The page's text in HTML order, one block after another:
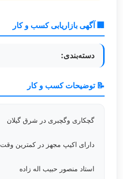
🏢 آگهی بازاریابی کسب و کار
دسته‌بندی:
📝 توضیحات کسب و کار
گچکاری وگچبری در شرق گیلان
دارای اکیپ مجهز در کمترین وقت
استاد منصور حبیب اله زاده